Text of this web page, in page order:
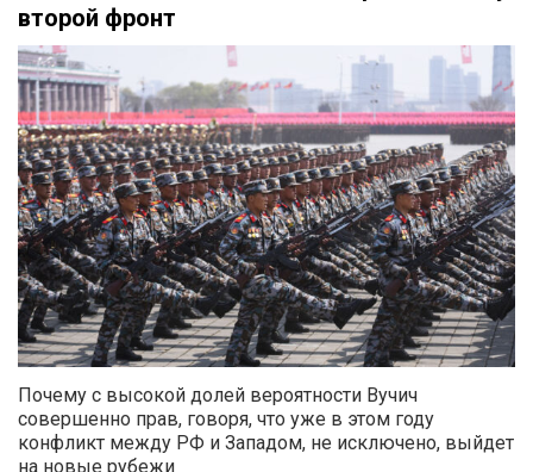
второй фронт
Почему с высокой долей вероятности Вучич
совершенно прав, говоря, что уже в этом году
конфликт между РФ и Западом, не исключено, выйдет
на новые рубежи